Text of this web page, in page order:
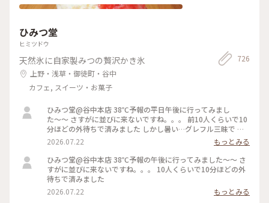
ひみつ堂
ヒミツドウ
天然氷に自家製みつの贅沢かき氷
上野・浅草・御徒町・谷中
カフェ, スイーツ・お菓子
726
ひみつ堂@谷中本店 38℃予報の平日午後に行ってみまし
た〜〜 さすがに並びに来ないですね。。。 前10人くらいで10
分ほどの外待ちで済みました しかし暑い…グレフル三昧で 果
肉たくさん載って甘いと苦いがちょうどいい！ よーぐると蜜
がいらないくらいしっかり柑橘の味🍋 溶けても生ジュースみ
たいで最後まで美味しかった 夜の部で桃メニューが出る日で
迷ったけどさすがに２時間待てない、、、 それに17時からけ
っこう並ぶのよね。。日没前でまだ暑いし！ 以外と日中は穴
2026.07.22
もっとみる
ひみつ堂@谷中本店 38℃予報の午後に行ってみました〜〜 さ
すがに並びに来ないですね。。。 10人くらいで10分ほどの外
待ちで済みました
2026.07.22
もっとみる